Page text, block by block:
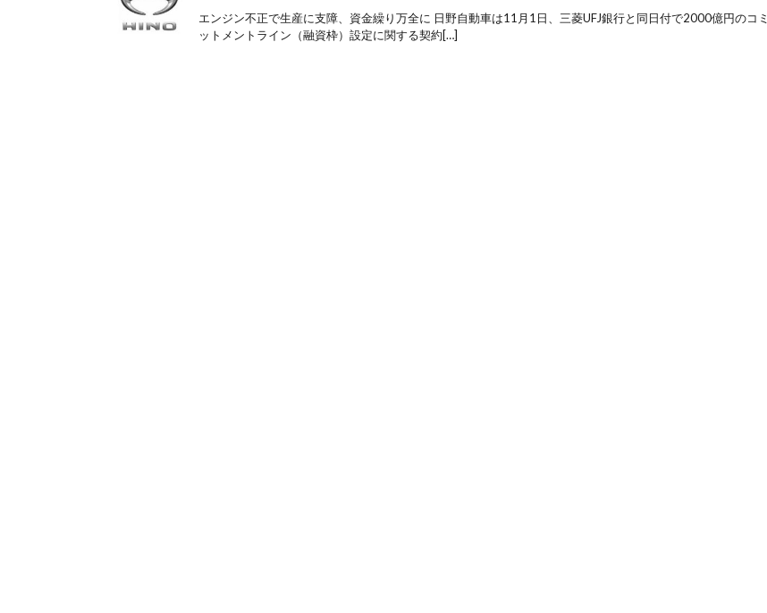
エンジン不正で生産に支障、資金繰り万全に 日野自動車は11月1日、三菱UFJ銀行と同日付で2000億円のコミ
ットメントライン（融資枠）設定に関する契約[…]